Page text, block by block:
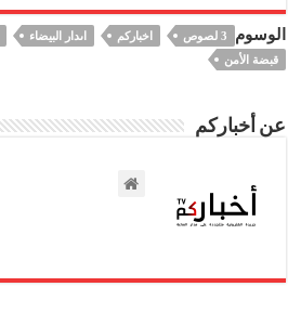
الوسوم 3 لصوص اخباركم اىدار البيضاء
قبضة الأمن
عن أخباركم